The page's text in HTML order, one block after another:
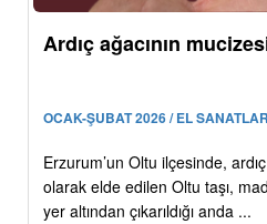
Ardıç ağacının
OCAK-ŞUBAT 2026 / EL
Erzurum’un Oltu ilçesinde,
olarak elde edilen Oltu taşı,
yer altından çıkarıldığı anda ...